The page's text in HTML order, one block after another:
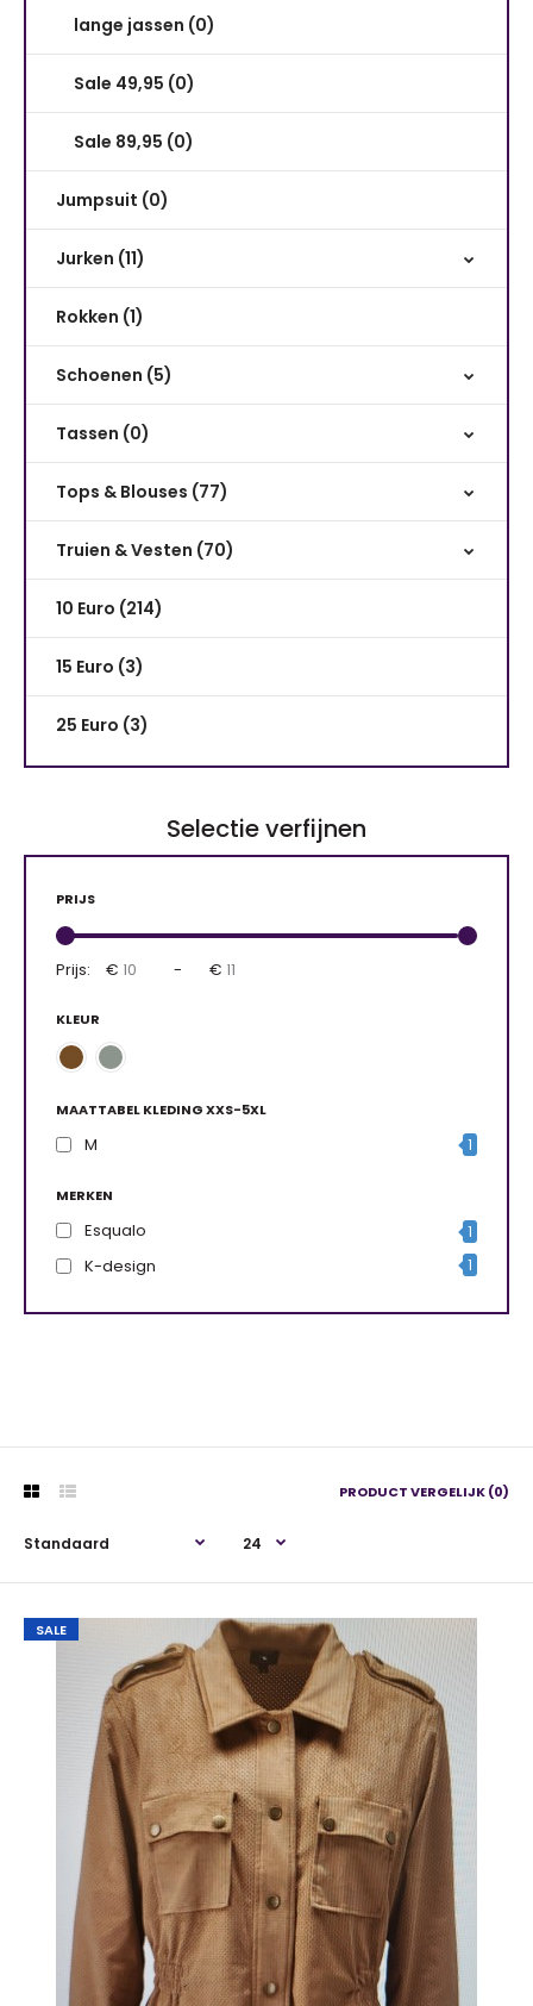
lange jassen (0)
Sale 49,95 (0)
Sale 89,95 (0)
Jumpsuit (0)
Jurken (11)
Rokken (1)
Schoenen (5)
Tassen (0)
Tops & Blouses (77)
Truien & Vesten (70)
10 Euro (214)
15 Euro (3)
25 Euro (3)
Selectie verfijnen
PRIJS
Prijs: € - €
KLEUR
MAATTABEL KLEDING XXS-5XL
M 1
MERKEN
Esqualo 1
K-design 1
PRODUCT VERGELIJK (0)
SALE
SALE